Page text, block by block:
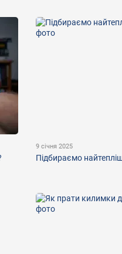
9 січня 2025
Підбираємо